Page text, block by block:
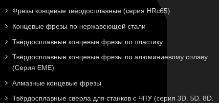
Фрезы концевые твёрдосплавные (серия HRc65)
Концевые фрезы по нержавеющей стали
Твёрдосплавные концевые фрезы по пластику
Твёрдосплавные концевые фрезы по алюминиевому сплаву
(Серия EME)
Алмазные концевые фрезы
Твёрдосплавные сверла для станков с ЧПУ (серия 3D. 5D. 8D.